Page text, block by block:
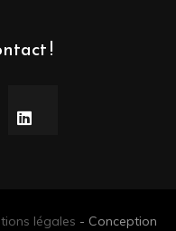
!
légales - Conception